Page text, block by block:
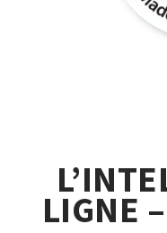
LIGNE